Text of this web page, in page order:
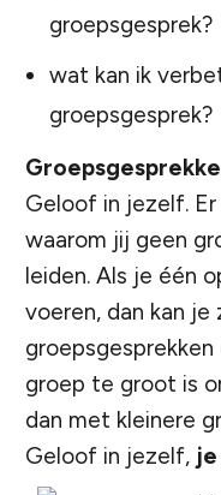
groepsgesprek?
wat kan ik
groepsgesprek?
Geloof in jezelf.
waarom jij geen
leiden. Als je één
voeren, dan kan
groep te groot is
dan met kleinere
Geloof in jezelf,